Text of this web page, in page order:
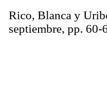
Rico, Blanca y
septiembre, pp.